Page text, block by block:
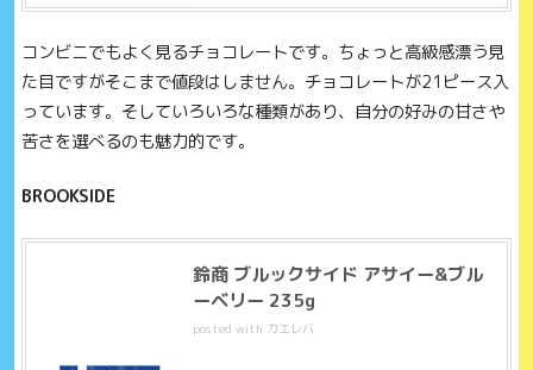
コンビニでもよく見るチョコレートです。ちょっと高級感漂う見
た目ですがそこまで値段はしません。チョコレートが21ピース入
っています。そしていろいろな種類があり、自分の好みの甘さや
苦さを選べるのも魅力的です。
BROOKSIDE
鈴商 ブルックサイド アサイー&ブル
ーベリー 235g
posted with カエレバ